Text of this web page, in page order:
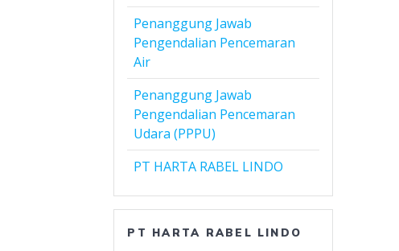
Penanggung Jawab
Pengendalian Pencemaran
Air
Penanggung Jawab
Pengendalian Pencemaran
Udara (PPPU)
PT HARTA RABEL LINDO
PT HARTA RABEL LINDO